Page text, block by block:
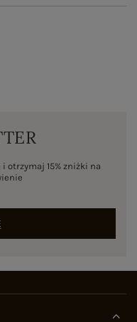
otrzymaj 15% zniżki na